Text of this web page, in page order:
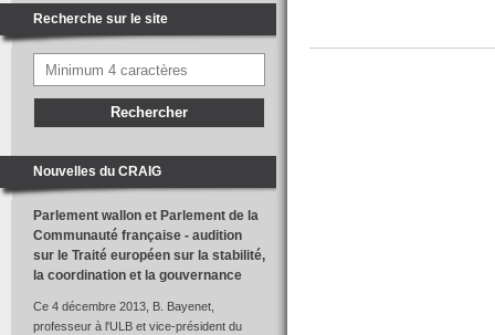
Recherche sur le site
Nouvelles du CRAIG
Parlement wallon et Parlement de la
Communauté française - audition
sur le Traité européen sur la stabilité,
la coordination et la gouvernance
Ce 4 décembre 2013, B. Bayenet,
professeur à l'ULB et vice-président du